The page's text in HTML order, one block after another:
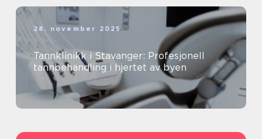
28. november 2025
Tannklinikk i Stavanger: Profesjonell
tannbehandling i hjertet av byen